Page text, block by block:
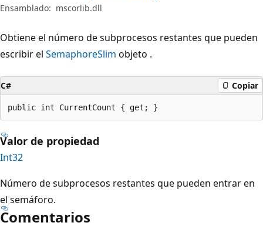
Ensamblado: mscorlib.dll
Obtiene el número de subprocesos restantes que pueden
escribir el SemaphoreSlim objeto .
C# Copiar
public int CurrentCount { get; }
Valor de propiedad
Int32
Número de subprocesos restantes que pueden entrar en
el semáforo.
Comentarios